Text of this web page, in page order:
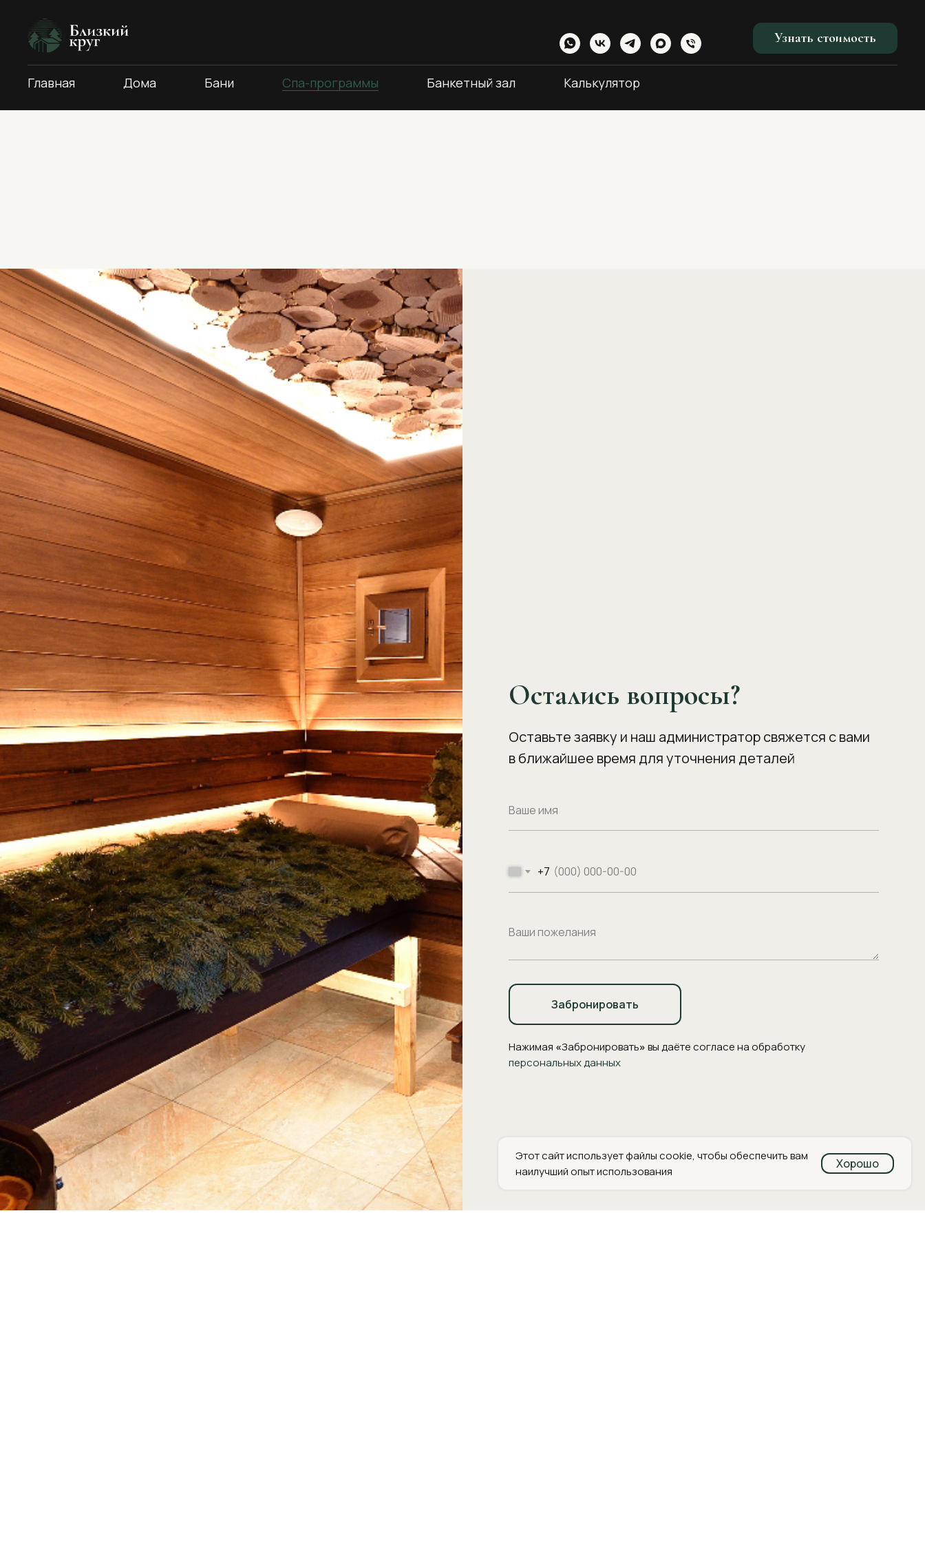
Узнать стоимость
Главная Дома Бани Спа-программы Банкетный зал Калькулятор
Этот сайт использует файлы cookie, чтобы обеспечить вам
наилучший опыт использования
Хорошо
Остались вопросы?
Оставьте заявку и наш администратор свяжется с вами
в ближайшее время для уточнения деталей
+7
Забронировать
Нажимая «Забронировать»вы даёте согласе на обработку
персональных данных